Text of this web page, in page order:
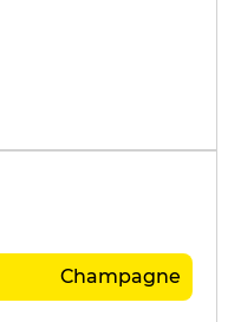
Champagne